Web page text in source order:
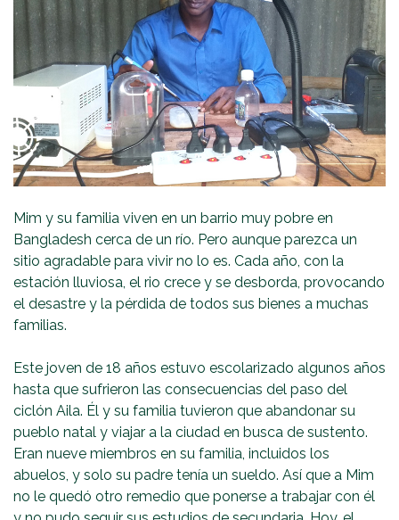
Mim y su familia viven en un barrio muy pobre en
Bangladesh cerca de un río. Pero aunque parezca un
sitio agradable para vivir no lo es. Cada año, con la
estación lluviosa, el rio crece y se desborda, provocando
el desastre y la pérdida de todos sus bienes a muchas
familias.
Este joven de 18 años estuvo escolarizado algunos años
hasta que sufrieron las consecuencias del paso del
ciclón Aila. Él y su familia tuvieron que abandonar su
pueblo natal y viajar a la ciudad en busca de sustento.
Eran nueve miembros en su familia, incluidos los
abuelos, y solo su padre tenía un sueldo. Así que a Mim
no le quedó otro remedio que ponerse a trabajar con él